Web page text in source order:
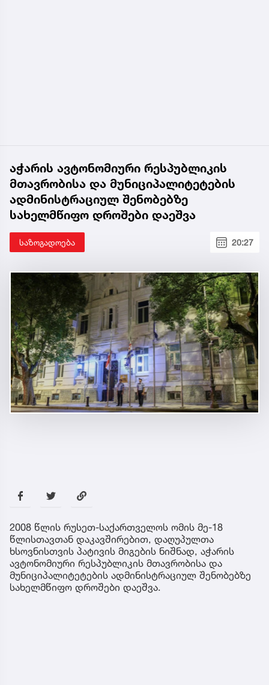
აჭარის ავტონომიური რესპუბლიკის
მთავრობისა და მუნიციპალიტეტების
ადმინისტრაციულ შენობებზე
სახელმწიფო დროშები დაეშვა
საზოგადოება 20:27
2008 წლის რუსეთ-საქართველოს ომის მე-18
წლისთავთან დაკავშირებით, დაღუპულთა
ხსოვნისთვის პატივის მიგების ნიშნად, აჭარის
ავტონომიური რესპუბლიკის მთავრობისა და
მუნიციპალიტეტების ადმინისტრაციულ შენობებზე
სახელმწიფო დროშები დაეშვა.